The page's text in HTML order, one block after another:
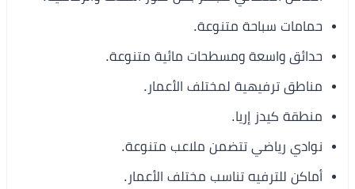
حمامات سباحة متنوعة.
حدائق واسعة ومسطحات مائية متنوعة.
مناطق ترفيهية لمختلف الأعمار.
منطقة كيدز إريا.
نوادي رياضي تتضمن ملاعب متنوعة.
أماكن للترفيه تناسب مختلف الأعمار.